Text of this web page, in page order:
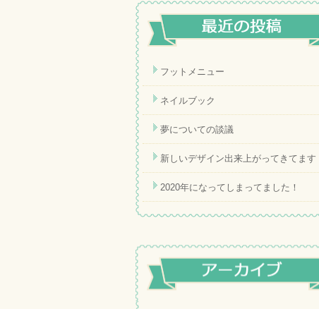
フットメニュー
ネイルブック
夢についての談議
新しいデザイン出来上がってきてます
2020年になってしまってました！